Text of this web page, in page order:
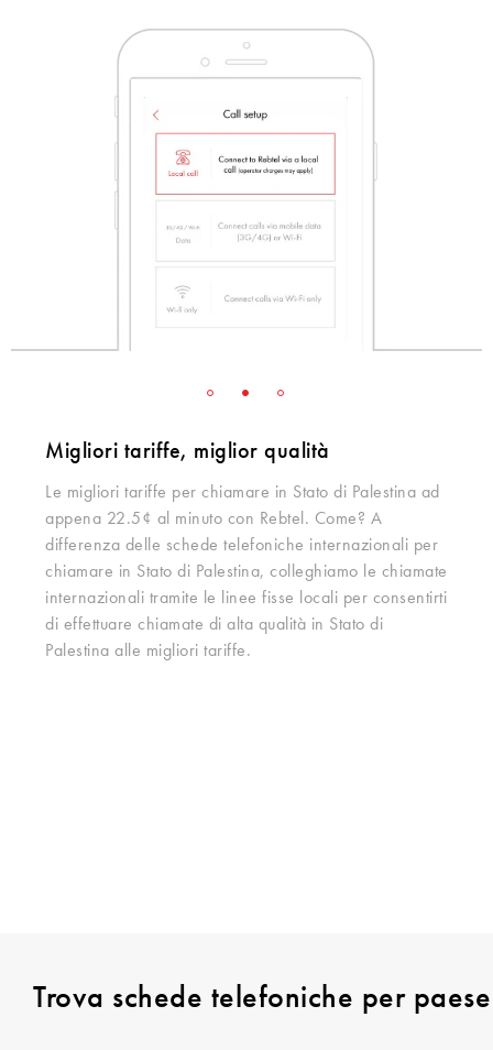
Migliori tariffe, miglior qualità
Le migliori tariffe per chiamare in Stato di Palestina ad
appena 22.5¢ al minuto con Rebtel. Come? A
differenza delle schede telefoniche internazionali per
chiamare in Stato di Palestina, colleghiamo le chiamate
internazionali tramite le linee fisse locali per consentirti
di effettuare chiamate di alta qualità in Stato di
Palestina alle migliori tariffe.
Trova schede telefoniche per paese